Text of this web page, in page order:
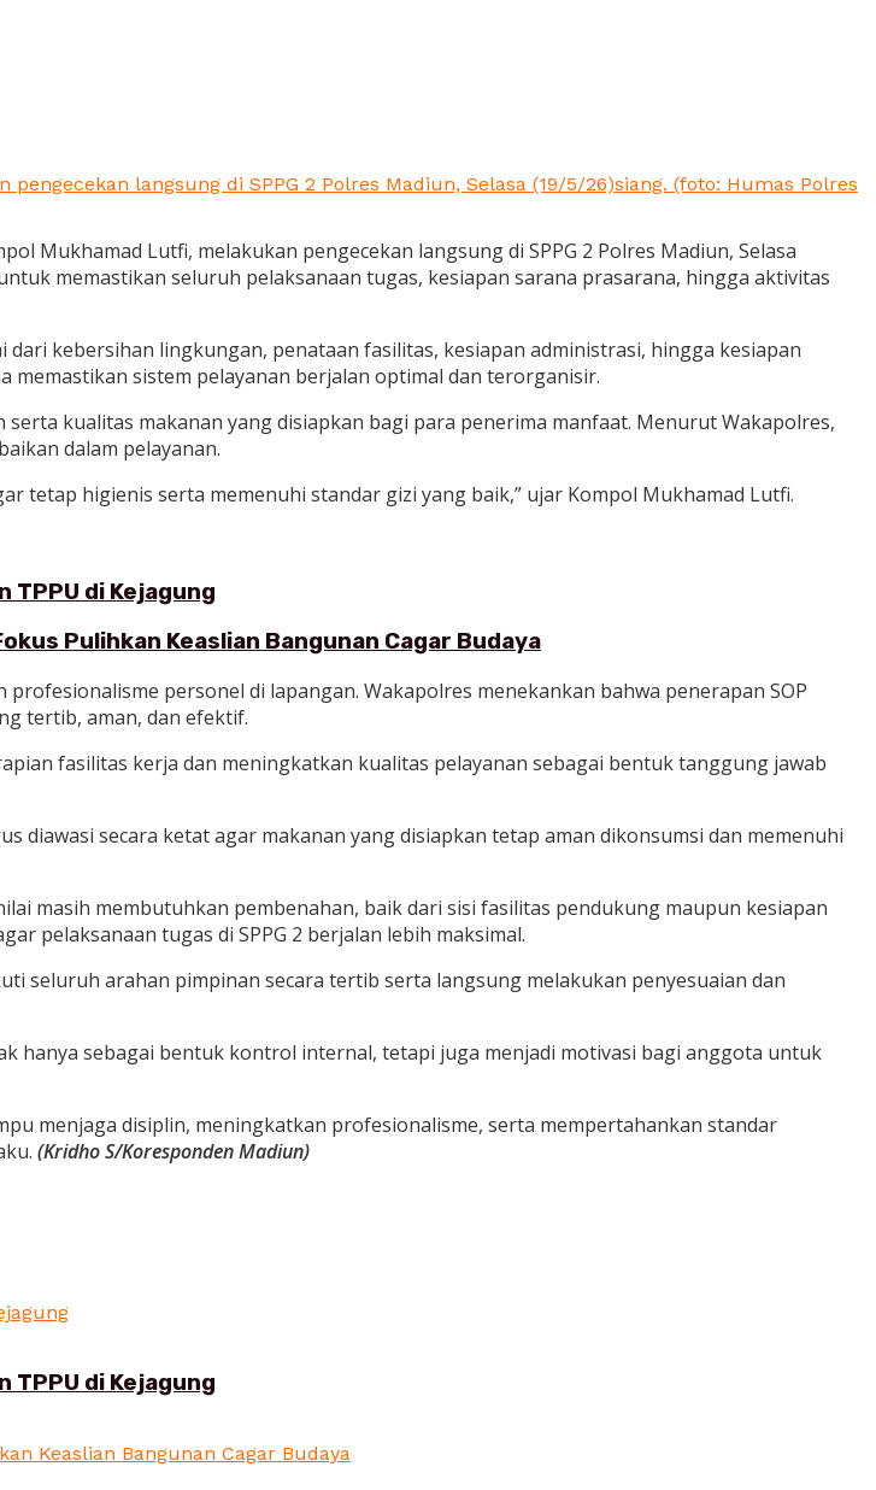
langsung di SPPG 2 Polres Madiun, Selasa (19/5/26)siang. (foto: Humas Polres
Mukhamad Lutfi, melakukan pengecekan langsung di SPPG 2 Polres Madiun, Selasa
memastikan seluruh pelaksanaan tugas, kesiapan sarana prasarana, hingga aktivitas
kebersihan lingkungan, penataan fasilitas, kesiapan administrasi, hingga kesiapan
memastikan sistem pelayanan berjalan optimal dan terorganisir.
kualitas makanan yang disiapkan bagi para penerima manfaat. Menurut Wakapolres,
dalam pelayanan.
tetap higienis serta memenuhi standar gizi yang baik,” ujar Kompol Mukhamad Lutfi.
TPPU di Kejagung
Pulihkan Keaslian Bangunan Cagar Budaya
personel di lapangan. Wakapolres menekankan bahwa penerapan SOP
tertib, aman, dan efektif.
fasilitas kerja dan meningkatkan kualitas pelayanan sebagai bentuk tanggung jawab
secara ketat agar makanan yang disiapkan tetap aman dikonsumsi dan memenuhi
masih membutuhkan pembenahan, baik dari sisi fasilitas pendukung maupun kesiapan
pelaksanaan tugas di SPPG 2 berjalan lebih maksimal.
seluruh arahan pimpinan secara tertib serta langsung melakukan penyesuaian dan
hanya sebagai bentuk kontrol internal, tetapi juga menjadi motivasi bagi anggota untuk
menjaga disiplin, meningkatkan profesionalisme, serta mempertahankan standar
(Kridho S/Koresponden Madiun)
TPPU di Kejagung